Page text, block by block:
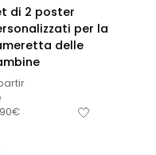
di 2 poster
per la
delle
€